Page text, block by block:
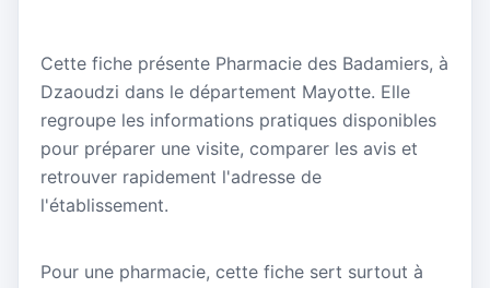
Cette fiche présente Pharmacie des Badamiers, à
Dzaoudzi dans le département Mayotte. Elle
regroupe les informations pratiques disponibles
pour préparer une visite, comparer les avis et
retrouver rapidement l'adresse de
l'établissement.
Pour une pharmacie, cette fiche sert surtout à